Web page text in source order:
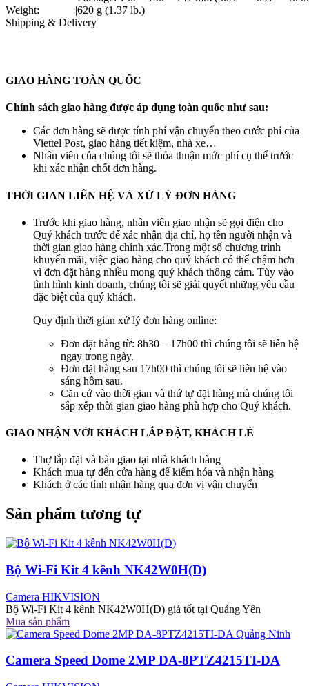
Weight:
|620 g (1.37 lb.)
Shipping & Delivery
GIAO HÀNG TOÀN QUỐC
Chính sách giao hàng được áp dụng toàn quốc như sau:
Các đơn hàng sẽ được tính phí vận chuyển theo cước phí của
Viettel Post, giao hàng tiết kiệm, nhà xe…
Nhân viên của chúng tôi sẽ thỏa thuận mức phí cụ thể trước
khi xác nhận chốt đơn hàng.
THỜI GIAN LIÊN HỆ VÀ XỬ LÝ ĐƠN HÀNG
Trước khi giao hàng, nhân viên giao nhận sẽ gọi điện cho
Quý khách trước để xác nhận địa chỉ, họ tên người nhận và
thời gian giao hàng chính xác.Trong một số chương trình
khuyến mãi, việc giao hàng cho quý khách có thể chậm hơn
vì đơn đặt hàng nhiều mong quý khách thông cảm. Tùy vào
tình hình kinh doanh, chúng tôi sẽ giải quyết những yêu cầu
đặc biệt của quý khách.
Quy định thời gian xử lý đơn hàng online:
Đơn đặt hàng từ: 8h30 – 17h00 thì chúng tôi sẽ liên hệ
ngay trong ngày.
Đơn đặt hàng sau 17h00 thì chúng tôi sẽ liên hệ vào
sáng hôm sau.
Căn cứ vào thời gian và thứ tự đặt hàng mà chúng tôi
sắp xếp thời gian giao hàng phù hợp cho Quý khách.
GIAO NHẬN VỚI KHÁCH LẮP ĐẶT, KHÁCH LẺ
Thợ lắp đặt và bàn giao tại nhà khách hàng
Khách mua tự đến cửa hàng để kiểm hóa và nhận hàng
Khách ở các tỉnh nhận hàng qua đơn vị vận chuyển
Sản phẩm tương tự
Bộ Wi-Fi Kit 4 kênh NK42W0H(D)
Camera HIKVISION
Bộ Wi-Fi Kit 4 kênh NK42W0H(D) giá tốt tại Quảng Yên
Mua sản phẩm
Camera Speed Dome 2MP DA-8PTZ4215TI-DA